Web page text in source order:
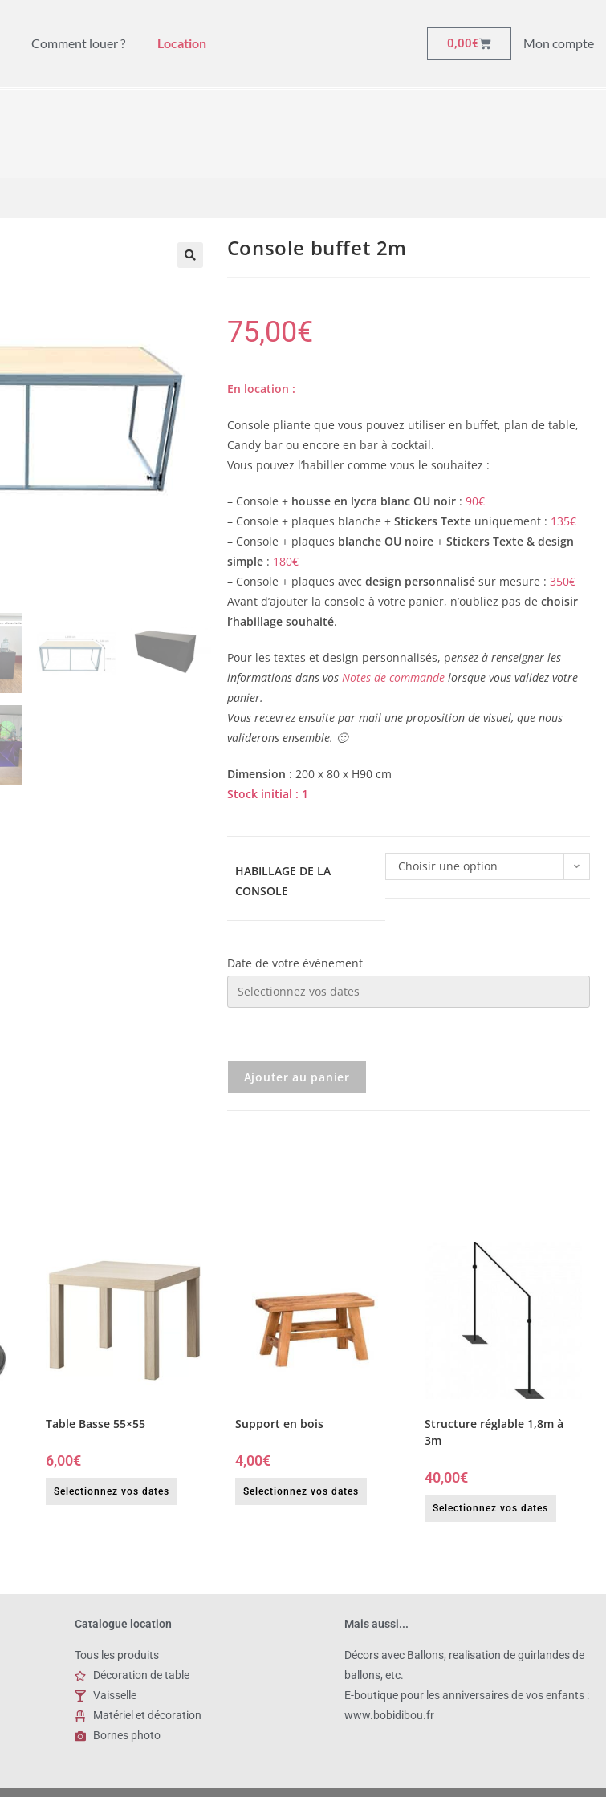
Comment louer ? Location 0,00€ Mon compte
Console buffet 2m
75,00€
En location :
Console pliante que vous pouvez utiliser en buffet, plan de table,
Candy bar ou encore en bar à cocktail.
Vous pouvez l’habiller comme vous le souhaitez :
– Console + housse en lycra blanc OU noir: 90€
– Console + plaques blanche + Stickers Texteuniquement : 135€
– Console + plaques blanche OU noire+ Stickers Texte & design
simple : 180€
– Console + plaques avec design personnalisésur mesure : 350€
Avant d’ajouter la console à votre panier, n’oubliez pas de choisir
l’habillage souhaité.
Pour les textes et design personnalisés, pensez à renseigner les
informations dans vos Notes de commandelorsque vous validez votre
panier.
Vous recevrez ensuite par mail une proposition de visuel, que nous
validerons ensemble. 🙂
Dimension : 200 x 80 x H90 cm
Stock initial : 1
HABILLAGE DE LA
CONSOLE
Choisir une option
Date de votre événement
Ajouter au panier
Table Basse 55×55
6,00€
Selectionnez vos dates
Support en bois
4,00€
Selectionnez vos dates
Structure réglable 1,8m à
3m
40,00€
Selectionnez vos dates
Catalogue location
Tous les produits
Décoration de table
Vaisselle
Matériel et décoration
Bornes photo
Mais aussi...
Décors avec Ballons, realisation de guirlandes de
ballons, etc.
E-boutique pour les anniversaires de vos enfants :
www.bobidibou.fr